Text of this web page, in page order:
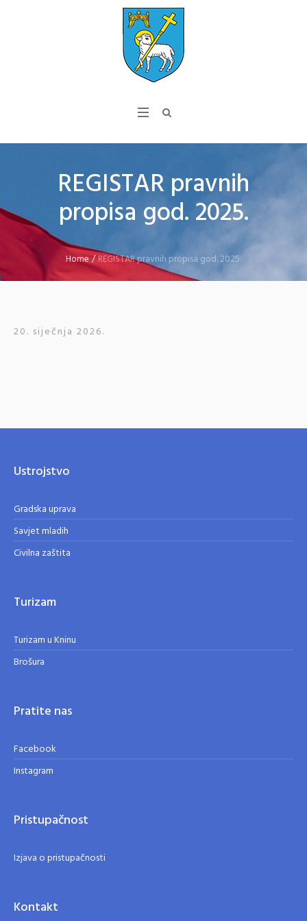
REGISTAR pravnih
propisa god. 2025.
Home /REGISTAR pravnih propisa god. 2025.
20. siječnja 2026.
Ustrojstvo
Gradska uprava
Savjet mladih
Civilna zaštita
Turizam
Turizam u Kninu
Brošura
Pratite nas
Facebook
Instagram
Pristupačnost
Izjava o pristupačnosti
Kontakt